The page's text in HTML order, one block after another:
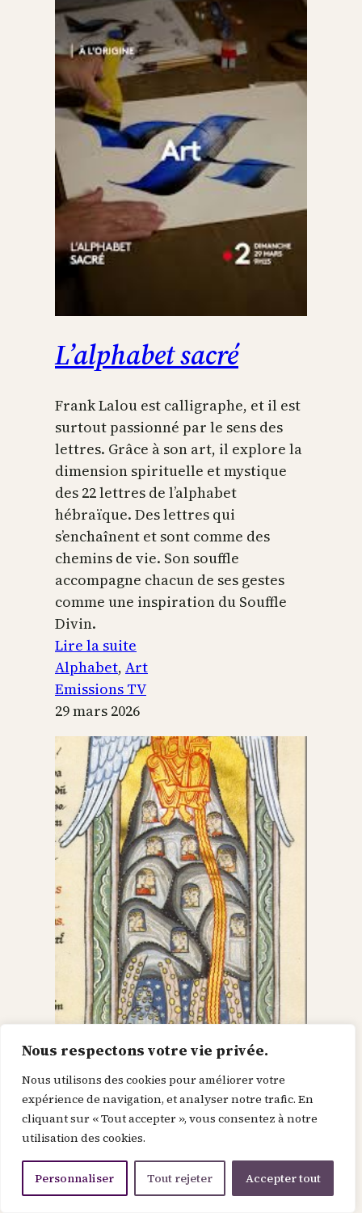
Nous respectons votre vie privée.
Nous utilisons des cookies pour améliorer votre
expérience de navigation, et analyser notre trafic. En
cliquant sur « Tout accepter », vous consentez à notre
utilisation des cookies.
Personnaliser Tout rejeter Accepter tout
L’alphabet sacré
Frank Lalou est calligraphe, et il est
surtout passionné par le sens des
lettres. Grâce à son art, il explore la
dimension spirituelle et mystique
des 22 lettres de l’alphabet
hébraïque. Des lettres qui
s’enchaînent et sont comme des
chemins de vie. Son souffle
accompagne chacun de ses gestes
comme une inspiration du Souffle
Divin.
Lire la suite
L’alphabet
sacré
Alphabet, Art
Emissions TV
29 mars 2026
Dieu dans le Christ,
recherche l’homme et
le renouvelle